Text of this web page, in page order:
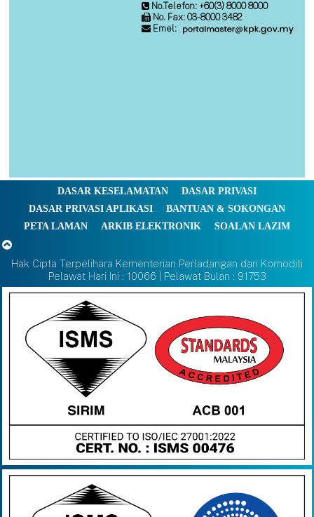
No.Telefon: +60(3) 8000 8000
No. Fax: 03-8000 3482
Emel:
DASAR KESELAMATAN
DASAR PRIVASI
DASAR PRIVASI APLIKASI
BANTUAN & SOKONGAN
PETA LAMAN
ARKIB ELEKTRONIK SOALAN LAZIM
Hak Cipta Terpelihara Kementerian Perladangan dan Komoditi
Pelawat Hari Ini : 10066 | Pelawat Bulan : 91753